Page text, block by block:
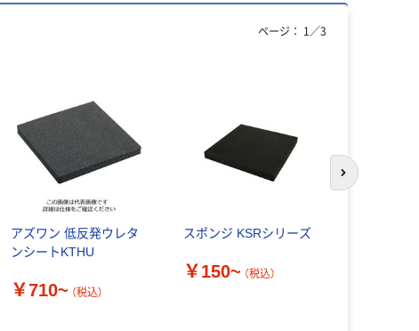
アズワン 低反発ウレタ
ンシートKTHU
￥710~ （税込）
スポンジ KSRシリーズ
￥150~ （税込）
ページ： 1 ／3
次のスライド